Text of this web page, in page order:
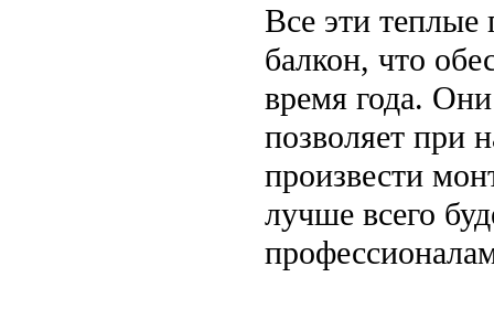
Все эти теплые
балкон, что
время года.
позволяет при
произвести
лучше всего